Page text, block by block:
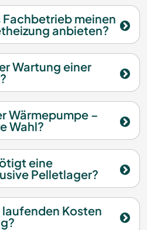
Fachbetrieb meinen
anbieten?
Wartung einer
Wärmepumpe –
Wahl?
eine
Pelletlager?
Kosten